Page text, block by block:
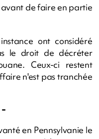
de faire en partie
ont considéré
le droit de décréter
Ceux-ci restent
n'est pas tranchée
en Pennsylvanie le